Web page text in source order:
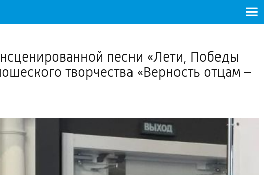
песни «Лети, Победы
творчества «Верность отцам –